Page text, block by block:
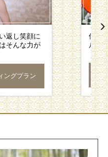
返し笑顔に
そんな力が
ングプラン
伝統
ル